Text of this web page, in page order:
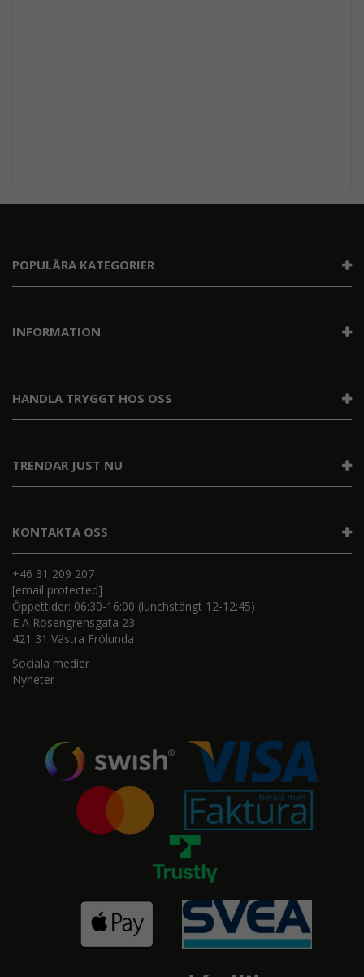
KONTAKTA OSS
+46 31 209 207
[email protected]
Öppettider: 06:30-16:00 (lunchstängt 12-12:45)
E A Rosengrensgata 23
421 31 Västra Frölunda
Sociala medier
Nyheter
POPULÄRA KATEGORIER
INFORMATION
TRENDAR JUST NU
HANDLA TRYGGT HOS OSS